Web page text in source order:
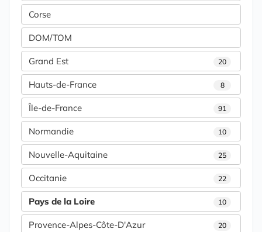
Corse
DOM/TOM
Grand Est 20
Hauts-de-France 8
Île-de-France 91
Normandie 10
Nouvelle-Aquitaine 25
Occitanie 22
Pays de la Loire 10
Provence-Alpes-Côte-D'Azur 20